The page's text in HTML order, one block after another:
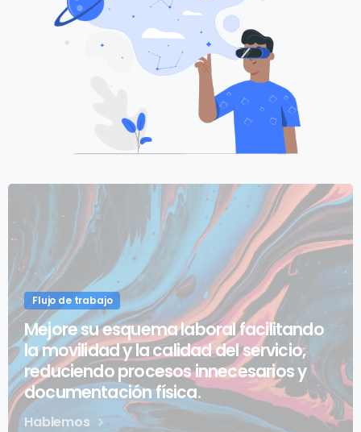
Flujo de trabajo
Mejore su esquema laboral facilitando
la movilidad y la calidad del servicio,
reduciendo procesos innecesarios y
documentación física.
Hablemos